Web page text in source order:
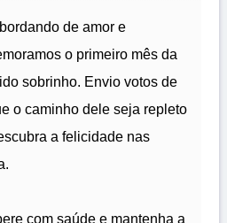
de amor e
o primeiro mês da
sobrinho. Envio votos de
o caminho dele seja repleto
a felicidade nas
com saúde e mantenha a